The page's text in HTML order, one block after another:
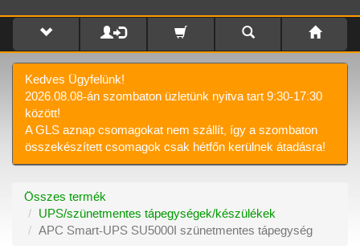
Kedves Ügyfelünk!
2026.08.08-án szombaton üzletünk nyitva tart 9:30-17:30
között!
A GLS aznap csomagokat nem szállít, így a szombaton
összekészített csomagok csak hétfőn kerülnek átadásra!
Összes termék
UPS/szünetmentes tápegységek/készülékek
APC Smart-UPS SU5000I szünetmentes tápegység